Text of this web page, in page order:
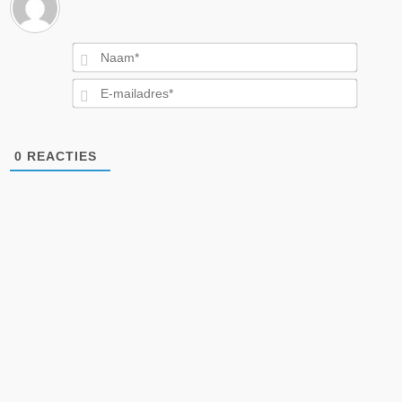
Naam*
E-
0 REACTIES